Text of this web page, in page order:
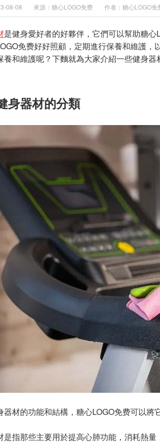
08-08 來源：糖心LOGO免费 作者：糖心LOGO免
是健身愛好者的好夥伴，它們可以幫助糖
免费好好照顧，定期進行保養和維護
養和維護呢？下麵就為大家介紹一些健身器
身器材的分類
器材的功能和結構，糖心LOGO免费可以將
是指那些主要用於提高心肺功能，消耗熱